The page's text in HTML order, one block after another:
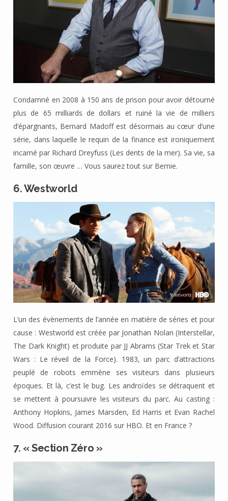
Condamné en 2008 à 150 ans de prison pour avoir détourné
plus de 65 milliards de dollars et ruiné la vie de milliers
d’épargnants, Bernard Madoff est désormais au cœur d’une
série, dans laquelle le requin de la finance est ironiquement
incarné par Richard Dreyfuss (Les dents de la mer). Sa vie, sa
famille, son œuvre … Vous saurez tout sur Bernie.
6. Westworld
L’un des évènements de l’année en matière de séries et pour
cause : Westworld est créée par Jonathan Nolan (Interstellar,
The Dark Knight) et produite par JJ Abrams (Star Trek et Star
Wars : Le réveil de la Force). 1983, un parc d’attractions
peuplé de robots emmène ses visiteurs dans plusieurs
époques. Et là, c’est le bug. Les androïdes se détraquent et
se mettent à poursuivre les visiteurs du parc. Au casting :
Anthony Hopkins, James Marsden, Ed Harris et Evan Rachel
Wood. Diffusion courant 2016 sur HBO. Et en France ?
7. « Section Zéro »